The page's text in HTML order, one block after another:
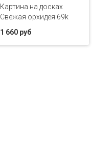
Картина на досках
Свежая орхидея 69k
1 660 руб